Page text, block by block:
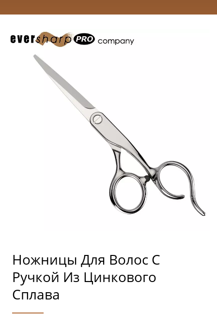
Eversharp Pro Company
Ножницы Для Волос С
Ручкой Из Цинкового
Сплава